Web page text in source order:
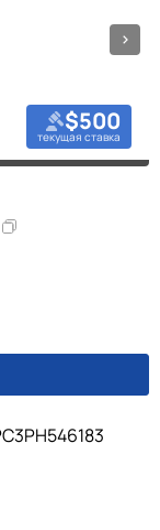
$500
текущая ставка